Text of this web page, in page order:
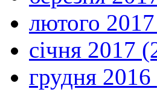
лютого
січня 2017
грудня